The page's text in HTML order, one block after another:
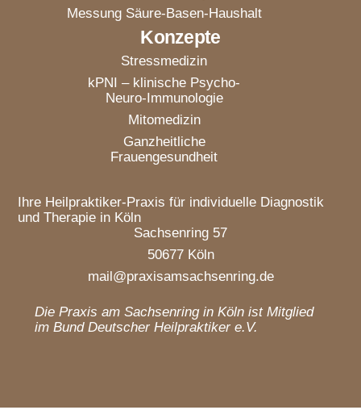
Ihre Heilpraktiker-Praxis für individuelle Diagnostik
und Therapie in Köln
Sachsenring 57
50677 Köln
mail@praxisamsachsenring.de
Die Praxis am Sachsenring in Köln ist Mitglied
im Bund Deutscher Heilpraktiker e.V.
Konzepte
Stressmedizin
kPNI – klinische Psycho-
Neuro-Immunologie
Mitomedizin
Ganzheitliche
Frauengesundheit
Messung Säure-Basen-Haushalt